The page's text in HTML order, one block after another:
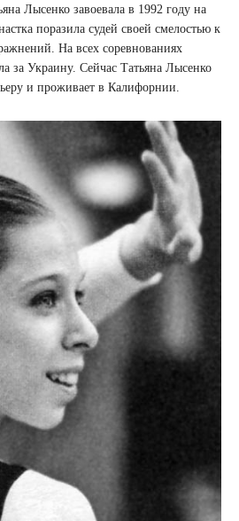
Лысенко завоевала в 1992 году на
поразила судей своей смелостью к
На всех соревнованиях
за Украину. Сейчас Татьяна Лысенко
и проживает в Калифорнии.